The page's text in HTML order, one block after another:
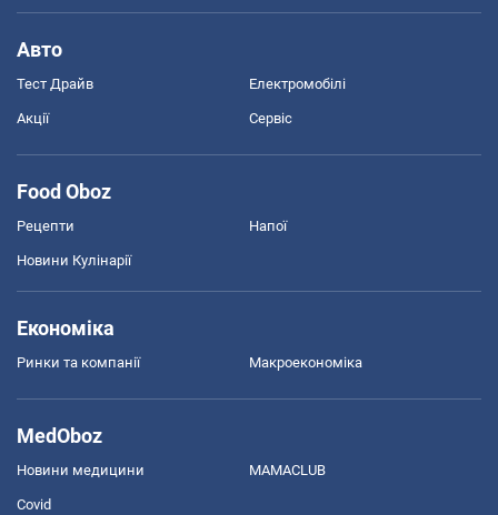
Авто
Тест Драйв Електромобілі
Акції Сервіс
Food Oboz
Рецепти Напої
Новини Кулінарії
Економіка
Ринки та компанії Макроекономіка
MedOboz
Новини медицини MAMACLUB
Covid